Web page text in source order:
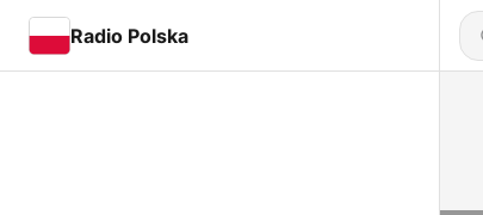
Radio Polska